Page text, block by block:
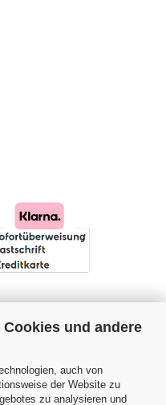
und andere
auch von
der Website zu
zu analysieren und